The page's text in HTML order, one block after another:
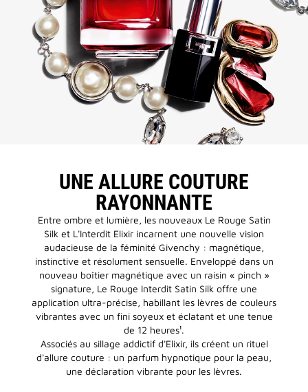
UNE ALLURE COUTURE
RAYONNANTE​
Entre ombre et lumière, les nouveaux Le Rouge Satin
Silk et L'Interdit Elixir incarnent une nouvelle vision
audacieuse de la féminité Givenchy : magnétique,
instinctive et résolument sensuelle. Enveloppé dans un
nouveau boîtier magnétique avec un raisin « pinch »
signature, Le Rouge Interdit Satin Silk offre une
application ultra-précise, habillant les lèvres de couleurs
vibrantes avec un fini soyeux et éclatant et une tenue
de 12 heures¹.​
Associés au sillage addictif d'Elixir, ils créent un rituel
d'allure couture : un parfum hypnotique pour la peau,
une déclaration vibrante pour les lèvres.​